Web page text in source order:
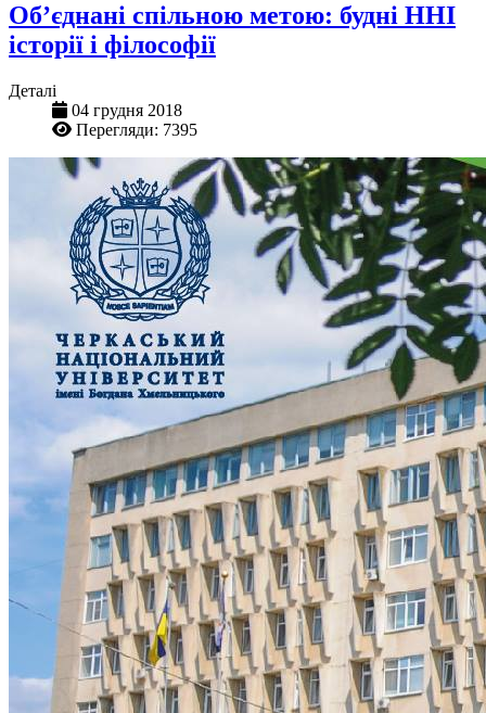
Об’єднані спільною метою: будні ННІ
історії і філософії
Деталі
04 грудня 2018
Перегляди: 7395